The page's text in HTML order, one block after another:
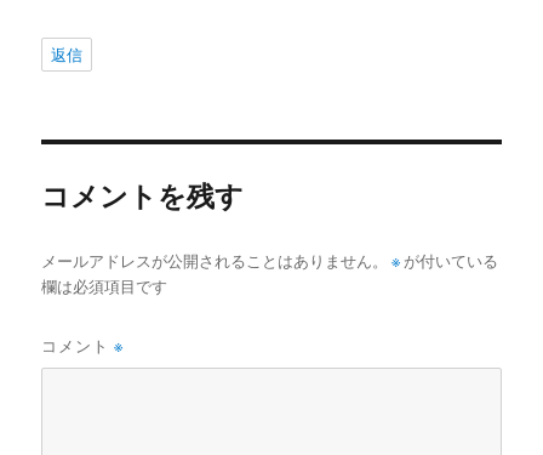
返信
コメントを残す
メールアドレスが公開されることはありません。 ※ が付いている
欄は必須項目です
コメント※